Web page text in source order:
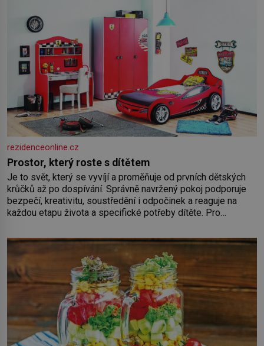
rezidenceonline.cz
Prostor, který roste s dítětem
Je to svět, který se vyvíjí a proměňuje od prvních dětských
krůčků až po dospívání. Správně navržený pokoj podporuje
bezpečí, kreativitu, soustředění i odpočinek a reaguje na
každou etapu života a specifické potřeby dítěte. Pro
by pokoj miminka měl působit především klidně a útulně.
Předškolní věk je